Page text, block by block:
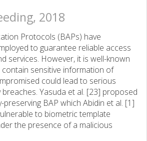
2018
Protocols (BAPs) have
to guarantee reliable access
services. However, it is well-known
sensitive information of
could lead to serious
Yasuda et al. [23] proposed
preserving BAP which Abidin et al. [1]
to biometric template
the presence of a malicious